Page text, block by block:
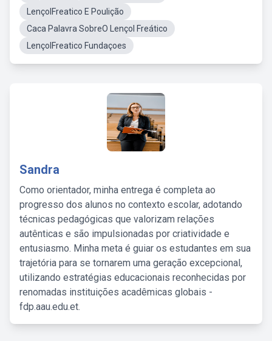
LençolFreatico E Poulição
Caca Palavra SobreO Lençol Freático
LençolFreatico Fundaçoes
Sandra
Como orientador, minha entrega é completa ao
progresso dos alunos no contexto escolar, adotando
técnicas pedagógicas que valorizam relações
autênticas e são impulsionadas por criatividade e
entusiasmo. Minha meta é guiar os estudantes em sua
trajetória para se tornarem uma geração excepcional,
utilizando estratégias educacionais reconhecidas por
renomadas instituições acadêmicas globais -
fdp.aau.edu.et.